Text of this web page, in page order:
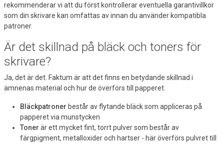
rekommenderar vi att du först kontrollerar eventuella garantivillkor
som din skrivare kan omfattas av innan du använder kompatibla
patroner.
Är det skillnad på bläck och toners för
skrivare?
Ja, det är det. Faktum är att det finns en betydande skillnad i
ämnenas material och hur de överförs till papperet.
Bläckpatroner består av flytande bläck som appliceras på
papperet via munstycken
Toner är ett mycket fint, torrt pulver som består av
färgpigment, metalloxider och hartser - här överförs pulvret till